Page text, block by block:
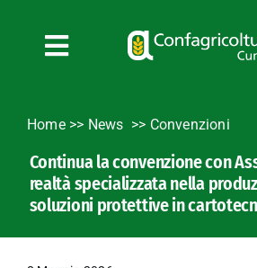
contenuto
Toggle
News
Bandi
Formazione
Convenzioni
Home>> News Convenzioni
Continua la convenzione con
realtà specializzata nella
soluzioni protettive in